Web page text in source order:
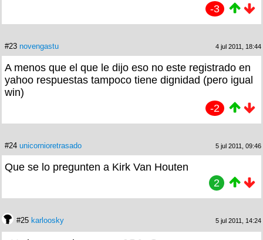
-3
#23 novengastu 4 jul 2011, 18:44
A menos que el que le dijo eso no este registrado en
yahoo respuestas tampoco tiene dignidad (pero igual
win)
-2
#24 unicornioretrasado 5 jul 2011, 09:46
Que se lo pregunten a Kirk Van Houten
2
#25 karloosky 5 jul 2011, 14:24